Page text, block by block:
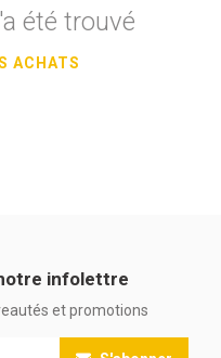
été trouvé
ACHATS
infolettre
et promotions